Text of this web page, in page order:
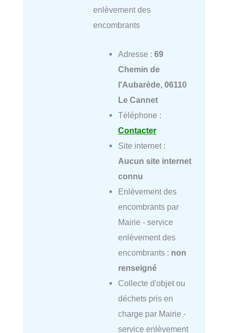
enlèvement des
encombrants
Adresse : 69
Chemin de
l'Aubarède, 06110
Le Cannet
Téléphone :
Contacter
Site internet :
Aucun site internet
connu
Enlèvement des
encombrants par
Mairie - service
enlèvement des
encombrants : non
renseigné
Collecte d'objet ou
déchets pris en
charge par Mairie -
service enlèvement